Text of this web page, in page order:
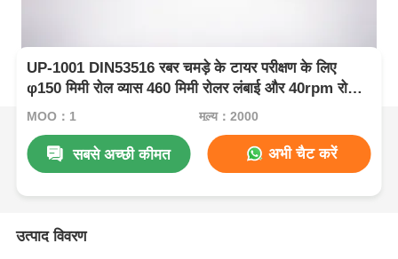
UP-1001 DIN53516 रबर चमड़े के टायर परीक्षण के लिए
φ150 मिमी रोल व्यास 460 मिमी रोलर लंबाई और 40rpm रोलर
गति के साथ घर्षण परीक्षक
MOQ：1 मूल्य：2000
सबसे अच्छी कीमत अभी चैट करें
उत्पाद विवरण